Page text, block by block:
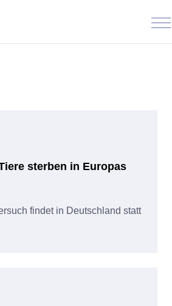
sterben in Europas
findet in Deutschland statt